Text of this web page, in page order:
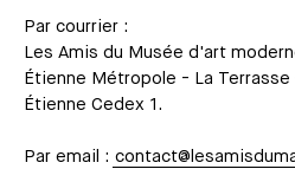
Par courrier :
Les Amis du Musée d'art
Étienne Métropole - La
Étienne Cedex 1.
Par email :